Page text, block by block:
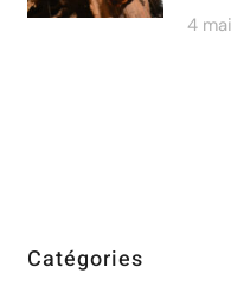
4
Catégories